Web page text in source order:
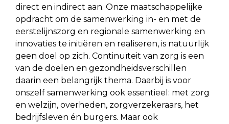
direct en indirect aan. Onze maatschappelijke
opdracht om de samenwerking in- en met de
eerstelijnszorg en regionale samenwerking en
innovaties te initiëren en realiseren, is natuurlijk
geen doel op zich. Continuïteit van zorg is een
van de doelen en gezondheidsverschillen
daarin een belangrijk thema. Daarbij is voor
onszelf samenwerking ook essentieel: met zorg
en welzijn, overheden, zorgverzekeraars, het
bedrijfsleven én burgers. Maar ook